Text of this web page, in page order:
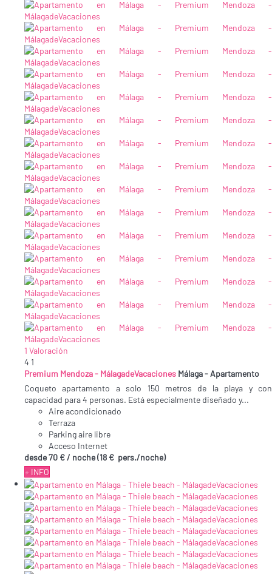
1 Valoración
4 1
Premium Mendoza - MálagadeVacaciones Málaga -Apartamento
Coqueto apartamento a solo 150 metros de la playa y con
capacidad para 4 personas. Está especialmente diseñado y...
Aire acondicionado
Terraza
Parking aire libre
Acceso Internet
desde70 €/ noche(18 € pers./noche)
+ INFO